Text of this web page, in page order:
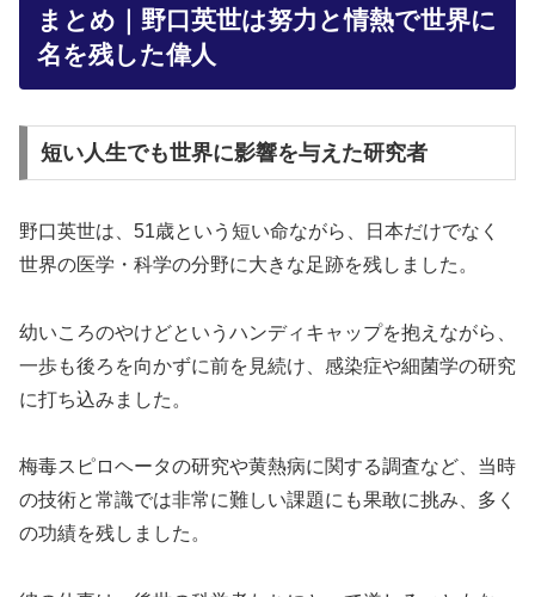
まとめ｜野口英世は努力と情熱で世界に
名を残した偉人
短い人生でも世界に影響を与えた研究者
野口英世は、51歳という短い命ながら、日本だけでなく
世界の医学・科学の分野に大きな足跡を残しました。
幼いころのやけどというハンディキャップを抱えながら、
一歩も後ろを向かずに前を見続け、感染症や細菌学の研究
に打ち込みました。
梅毒スピロヘータの研究や黄熱病に関する調査など、当時
の技術と常識では非常に難しい課題にも果敢に挑み、多く
の功績を残しました。